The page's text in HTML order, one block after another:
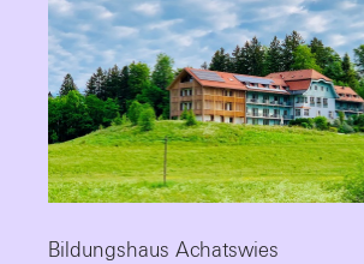
Bildungshaus Achatswies